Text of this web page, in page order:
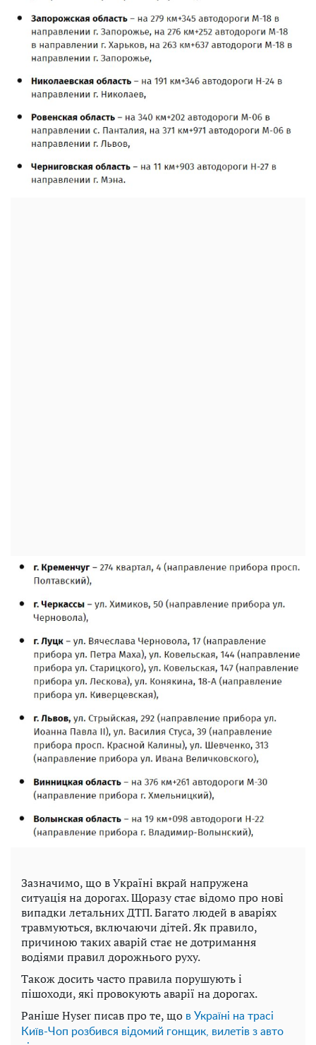
Зазначимо, що в Україні вкрай напружена
ситуація на дорогах. Щоразу стає відомо про нові
випадки летальних ДТП. Багато людей в аваріях
травмуються, включаючи дітей. Як правило,
причиною таких аварій стає не дотримання
водіями правил дорожнього руху.
Також досить часто правила порушують і
пішоходи, які провокують аварії на дорогах.
Раніше Hyser писав про те, що в Україні на трасі
Київ-Чоп розбився відомий гонщик, вилетів з авто